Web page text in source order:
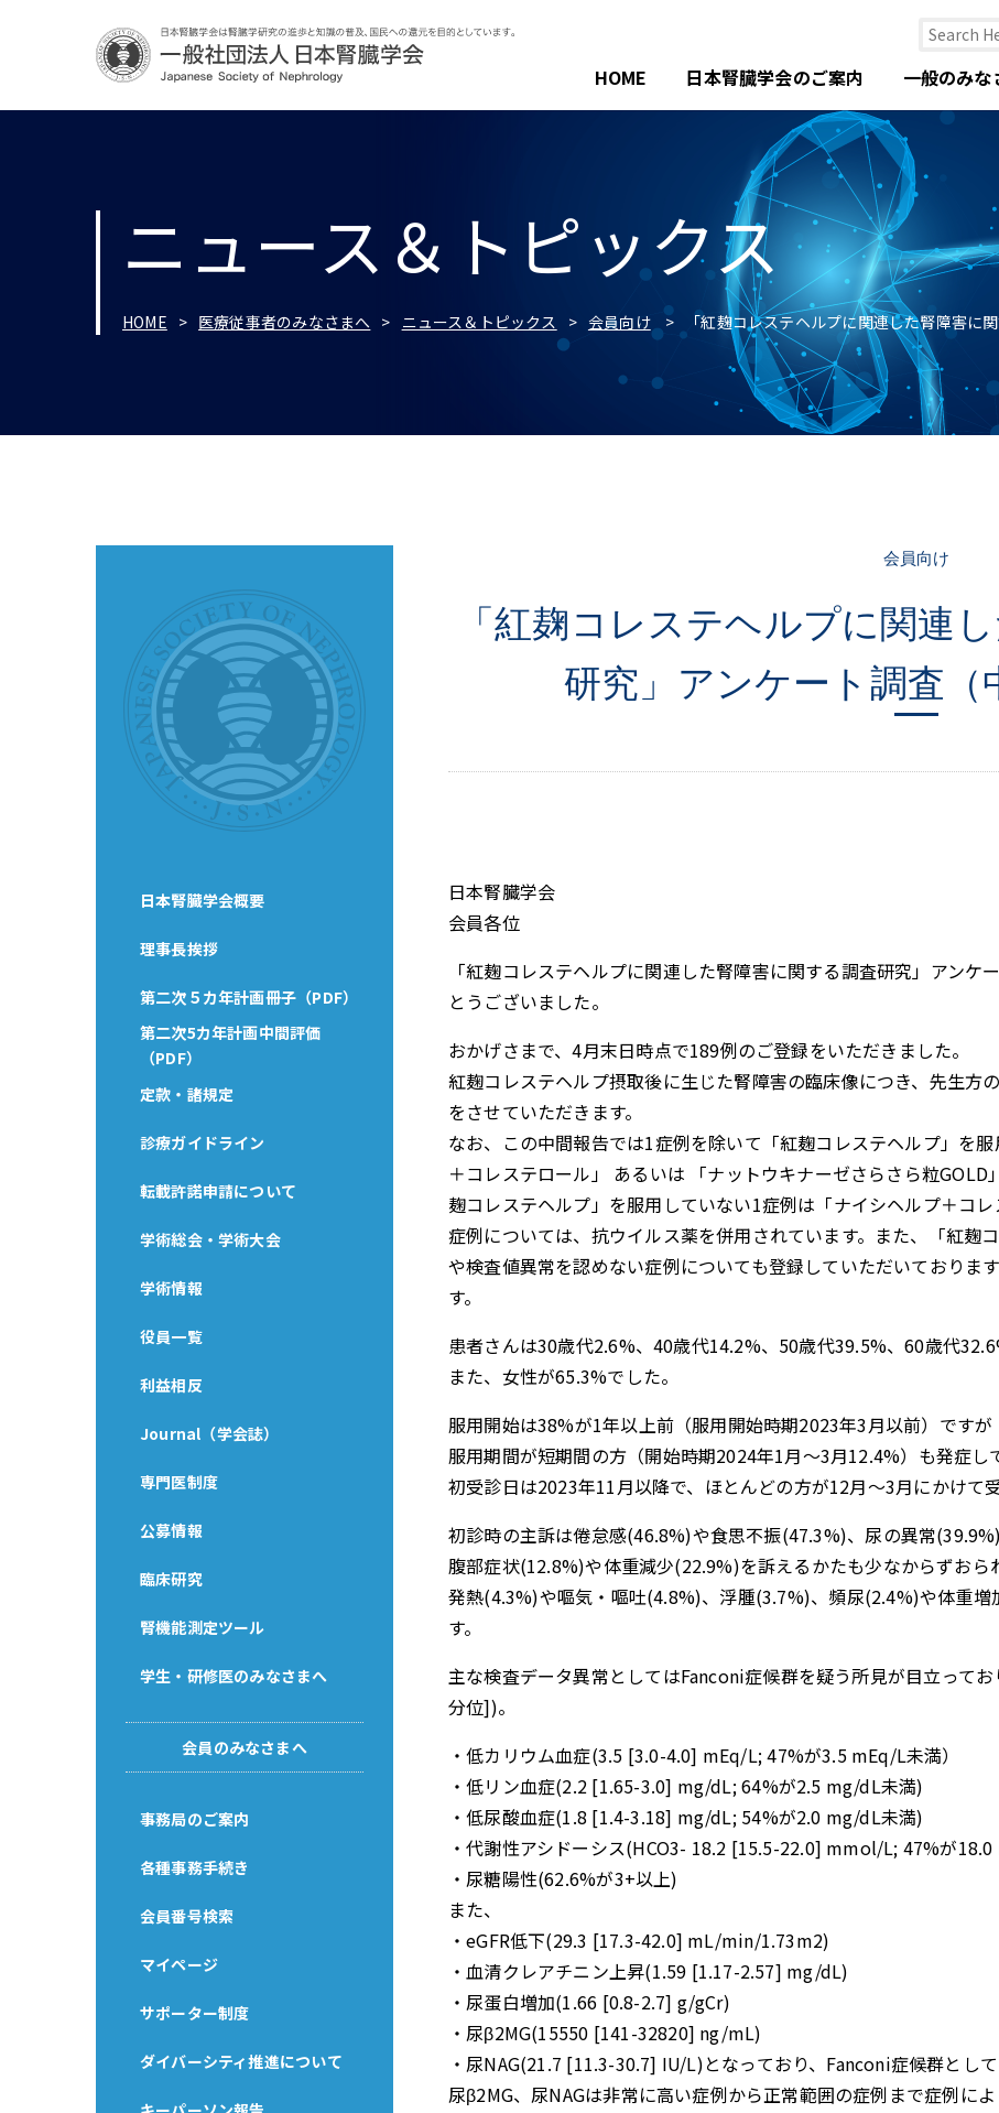
HOME
日本腎臓学会のご案内 一般のみな
ニュース＆トピックス
HOME 医療従事者のみなさまへ ニュース＆トピックス 会員向け 「紅麹コレステヘルプに関連した腎障害に
日本腎臓学会概要
理事長挨拶
第二次５カ年計画冊子（PDF）
第二次5カ年計画中間評価
（PDF）
定款・諸規定
診療ガイドライン
転載許諾申請について
学術総会・学術大会
学術情報
役員一覧
利益相反
Journal（学会誌）
専門医制度
公募情報
臨床研究
腎機能測定ツール
学生・研修医のみなさまへ
会員のみなさまへ
事務局のご案内
各種事務手続き
会員番号検索
マイページ
サポーター制度
ダイバーシティ推進について
会員向け
「紅麹コレステヘルプに関連
研究」アンケート調査（
日本腎臓学会
会員各位
「紅麹コレステヘルプに関連した腎障害に関する調査研究」アン
とうございました。
おかげさまで、4月末日時点で189例のご登録をいただきました。
紅麹コレステヘルプ摂取後に生じた腎障害の臨床像につき、先生方
をさせていただきます。
なお、この中間報告では1症例を除いて「紅麹コレステヘルプ」を
＋コレステロール」 あるいは 「ナットウキナーゼさらさら粒
麹コレステヘルプ」を服用していない1症例は「ナイシヘルプ＋コ
症例については、抗ウイルス薬を併用されています。また、「紅麹
や検査値異常を認めない症例についても登録していただいておりま
す。
患者さんは30歳代2.6%、40歳代14.2%、50歳代39.5%、60歳代
また、女性が65.3%でした。
服用開始は38%が1年以上前（服用開始時期2023年3月以前）ですが
服用期間が短期間の方（開始時期2024年1月～3月12.4%）も発症し
初受診日は2023年11月以降で、ほとんどの方が12月～3月にかけて
初診時の主訴は倦怠感(46.8%)や食思不振(47.3%)、尿の異常
腹部症状(12.8%)や体重減少(22.9%)を訴えるかたも少なからずおら
発熱(4.3%)や嘔気・嘔吐(4.8%)、浮腫(3.7%)、頻尿(2.4%)や体重
す。
主な検査データ異常としてはFanconi症候群を疑う所見が目立って
分位])。
・低カリウム血症(3.5 [3.0-4.0] mEq/L; 47%が3.5 mEq/L未満）
・低リン血症(2.2 [1.65-3.0] mg/dL; 64%が2.5 mg/dL未満)
・低尿酸血症(1.8 [1.4-3.18] mg/dL; 54%が2.0 mg/dL未満)
・代謝性アシドーシス(HCO3- 18.2 [15.5-22.0] mmol/L; 47%が
・尿糖陽性(62.6%が3+以上)
また、
・eGFR低下(29.3 [17.3-42.0] mL/min/1.73m2)
・血清クレアチニン上昇(1.59 [1.17-2.57] mg/dL)
・尿蛋白増加(1.66 [0.8-2.7] g/gCr)
・尿β2MG(15550 [141-32820] ng/mL)
・尿NAG(21.7 [11.3-30.7] IU/L)となっており、Fanconi症候群とし
尿β2MG、尿NAGは非常に高い症例から正常範囲の症例まで症例によ